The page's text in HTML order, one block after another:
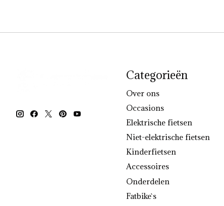
Categorieën
Over ons
Occasions
Elektrische fietsen
Niet-elektrische fietsen
Kinderfietsen
Accessoires
Onderdelen
Fatbike`s